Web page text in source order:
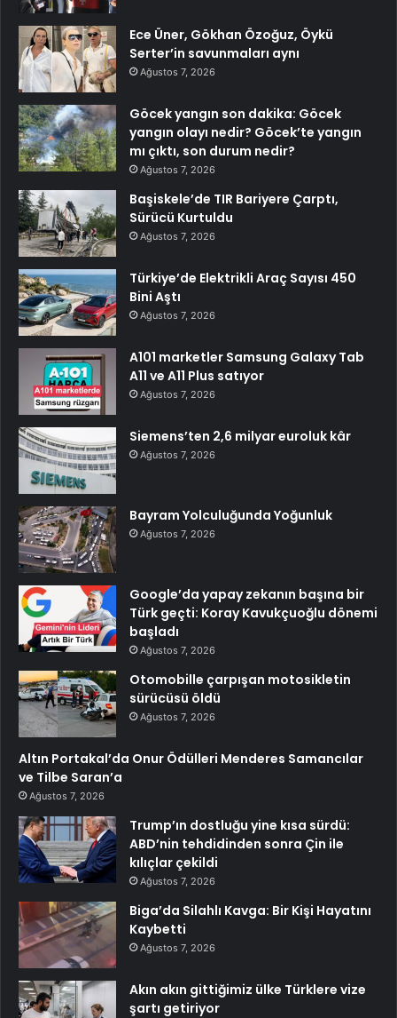
Ece Üner, Gökhan Özoğuz, Öykü
Serter’in savunmaları aynı
Ağustos 7, 2026
Göcek yangın son dakika: Göcek
yangın olayı nedir? Göcek’te yangın
mı çıktı, son durum nedir?
Ağustos 7, 2026
Başiskele’de TIR Bariyere Çarptı,
Sürücü Kurtuldu
Ağustos 7, 2026
Türkiye’de Elektrikli Araç Sayısı 450
Bini Aştı
Ağustos 7, 2026
A101 marketler Samsung Galaxy Tab
A11 ve A11 Plus satıyor
Ağustos 7, 2026
Siemens’ten 2,6 milyar euroluk kâr
Ağustos 7, 2026
Bayram Yolculuğunda Yoğunluk
Ağustos 7, 2026
Google’da yapay zekanın başına bir
Türk geçti: Koray Kavukçuoğlu dönemi
başladı
Ağustos 7, 2026
Otomobille çarpışan motosikletin
sürücüsü öldü
Ağustos 7, 2026
Altın Portakal’da Onur Ödülleri Menderes Samancılar
ve Tilbe Saran’a
Ağustos 7, 2026
Trump’ın dostluğu yine kısa sürdü:
ABD’nin tehdidinden sonra Çin ile
kılıçlar çekildi
Ağustos 7, 2026
Biga’da Silahlı Kavga: Bir Kişi Hayatını
Kaybetti
Ağustos 7, 2026
Akın akın gittiğimiz ülke Türklere vize
şartı getiriyor